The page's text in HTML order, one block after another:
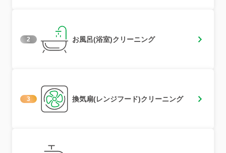
2 お風呂(浴室)クリーニング
3 換気扇(レンジフード)クリーニング